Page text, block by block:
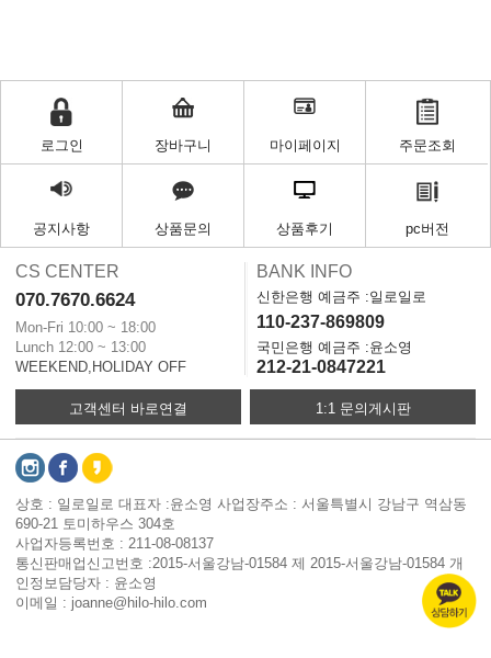
로그인 장바구니 마이페이지 주문조회
공지사항 상품문의 상품후기 pc버전
CS CENTER
070.7670.6624
Mon-Fri 10:00 ~ 18:00
Lunch 12:00 ~ 13:00
WEEKEND,HOLIDAY OFF
BANK INFO
신한은행 예금주 :일로일로
110-237-869809
국민은행 예금주 :윤소영
212-21-0847221
고객센터 바로연결 1:1 문의게시판
상호 : 일로일로 대표자 :윤소영 사업장주소 : 서울특별시 강남구 역삼동
690-21 토미하우스 304호
사업자등록번호 : 211-08-08137
통신판매업신고번호 :2015-서울강남-01584 제 2015-서울강남-01584 개
인정보담당자 : 윤소영
이메일 : joanne@hilo-hilo.com